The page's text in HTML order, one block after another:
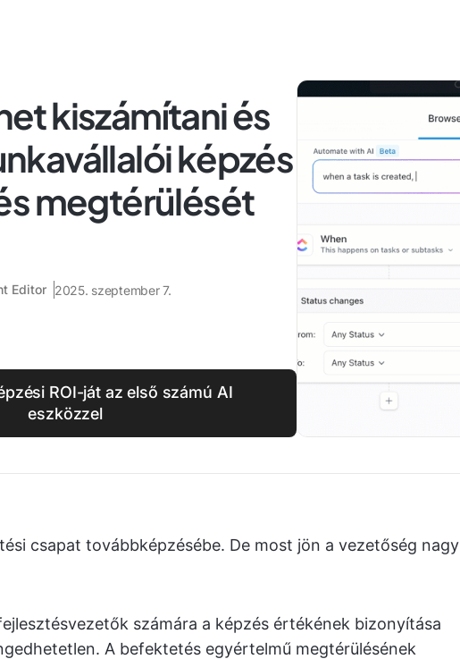
kiszámítani és
képzés
megtérülését
Editor 2025. szeptember 7.
ROI-ját az első számú AI
eszközzel
csapat továbbképzésébe. De most jön a vezetőség nagy
számára a képzés értékének bizonyítása
A befektetés egyértelmű megtérülésének